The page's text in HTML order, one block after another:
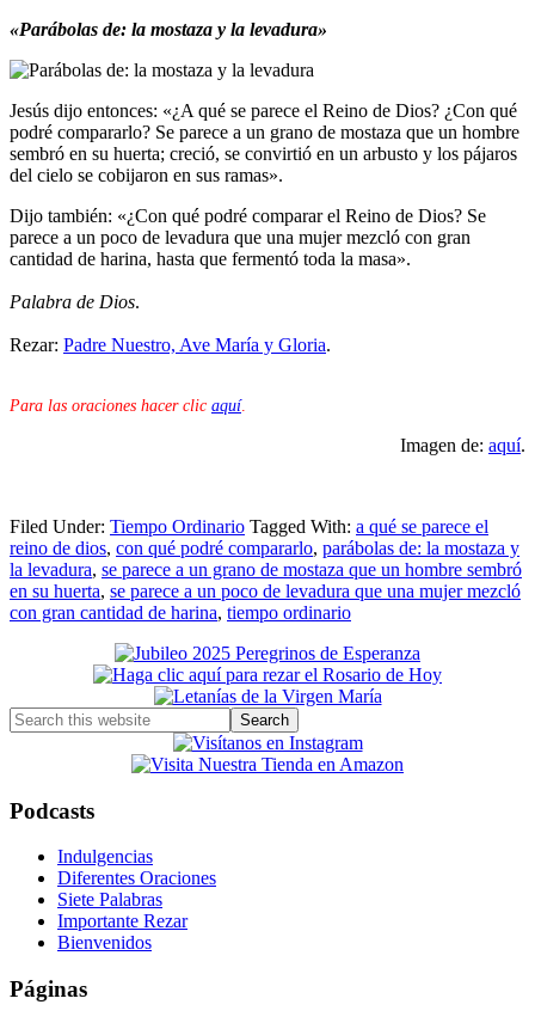
«Parábolas de: la mostaza y la levadura»
Jesús dijo entonces: «¿A qué se parece el Reino de Dios? ¿Con qué
podré compararlo? Se parece a un grano de mostaza que un hombre
sembró en su huerta; creció, se convirtió en un arbusto y los pájaros
del cielo se cobijaron en sus ramas».
Dijo también: «¿Con qué podré comparar el Reino de Dios? Se
parece a un poco de levadura que una mujer mezcló con gran
cantidad de harina, hasta que fermentó toda la masa».
Palabra de Dios.
Rezar: Padre Nuestro, Ave María y Gloria.
Para las oraciones hacer clic aquí.
Imagen de: aquí.
Filed Under: Tiempo Ordinario Tagged With: a qué se parece el
reino de dios, con qué podré compararlo, parábolas de: la mostaza y
la levadura, se parece a un grano de mostaza que un hombre sembró
en su huerta, se parece a un poco de levadura que una mujer mezcló
con gran cantidad de harina, tiempo ordinario
Primary
Sidebar
Search
this
Podcasts
Indulgencias
Diferentes Oraciones
Siete Palabras
Importante Rezar
Bienvenidos
Páginas